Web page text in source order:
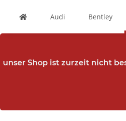
Audi Bentley
unser Shop ist zurzeit nicht